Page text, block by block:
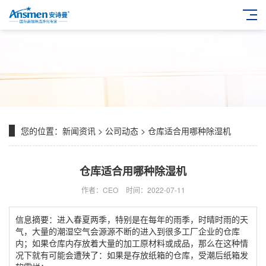
您的位置： 新闻资讯 > 公司动态 > 仓库适合用哪种除湿机
仓库适合用哪种除湿机
作者：CEO 时间：2022-07-11
信息摘要：进入春夏两季，特别是在每年的雨季，时晴时雨的天
气，大量的潮湿空气会源源不断的进入到很多工厂企业的仓库
内；如果仓库内存放着大量的加工原材料或成品，那么在这种情
况下就有可能会遭殃了：如果是存放纸箱的仓库，受潮后纸箱发